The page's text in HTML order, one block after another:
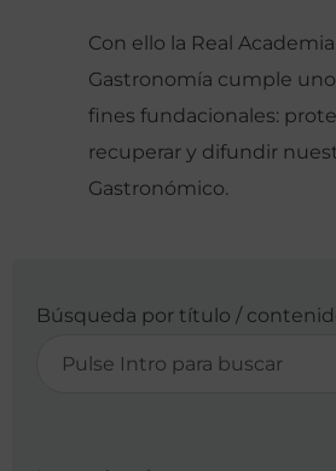
Con ello la Real
Gastronomía cumple
fines fundacionales:
recuperar y difundir
Gastronómico.
Búsqueda por título /